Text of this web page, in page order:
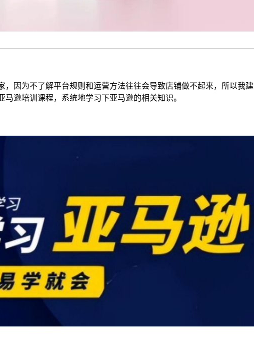
，因为不了解平台规则和运营方法往往会导致店铺做不起来，所以我建
逊培训课程，系统地学习下亚马逊的相关知识。